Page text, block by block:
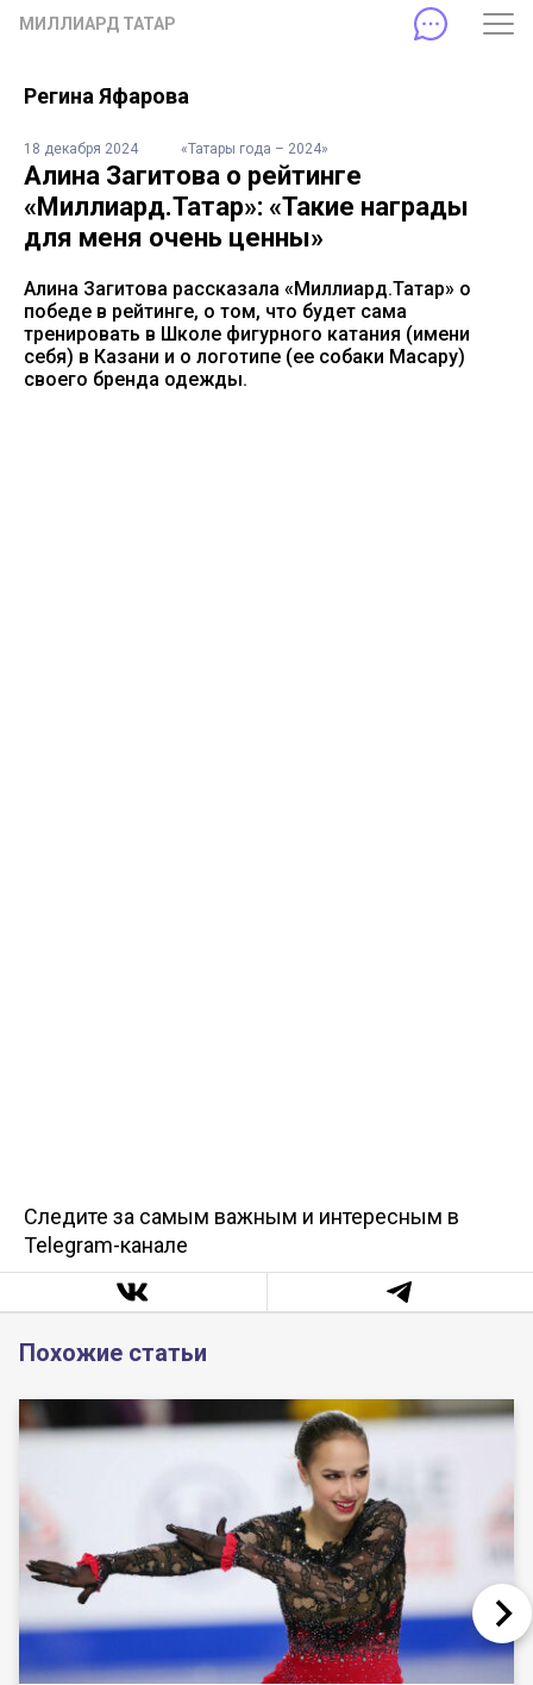
МИЛЛИАРД ТАТАР
Регина Яфарова
18 декабря 2024 «Татары года – 2024»
Алина Загитова о рейтинге
«Миллиард.Татар»: «Такие награды
для меня очень ценны»
Алина Загитова рассказала «Миллиард.Татар» о
победе в рейтинге, о том, что будет сама
тренировать в Школе фигурного катания (имени
себя) в Казани и о логотипе (ее собаки Масару)
своего бренда одежды.
Следите за самым важным и интересным в
Telegram-канале
Похожие статьи